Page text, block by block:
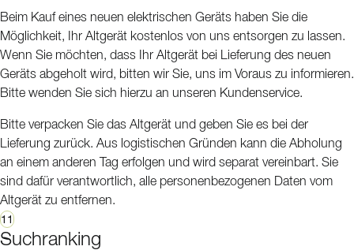
Beim Kauf eines neuen elektrischen Geräts haben Sie die
Möglichkeit, Ihr Altgerät kostenlos von uns entsorgen zu lassen.
Wenn Sie möchten, dass Ihr Altgerät bei Lieferung des neuen
Geräts abgeholt wird, bitten wir Sie, uns im Voraus zu informieren.
Bitte wenden Sie sich hierzu an unseren Kundenservice.
Bitte verpacken Sie das Altgerät und geben Sie es bei der
Lieferung zurück. Aus logistischen Gründen kann die Abholung
an einem anderen Tag erfolgen und wird separat vereinbart. Sie
sind dafür verantwortlich, alle personenbezogenen Daten vom
Altgerät zu entfernen.
11
Suchranking